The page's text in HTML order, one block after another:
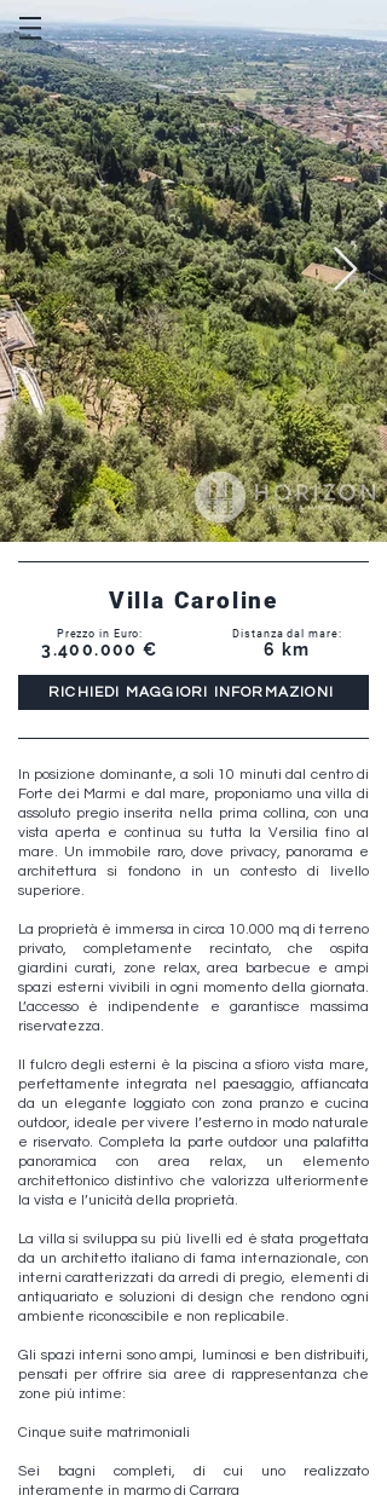
Villa Caroline
Prezzo in Euro:
3.400.000 €
Distanza dal mare:
6 km
RICHIEDI MAGGIORI INFORMAZIONI
In posizione dominante, a soli 10 minuti dal centro di
Forte dei Marmi e dal mare, proponiamo una villa di
assoluto pregio inserita nella prima collina, con una
vista aperta e continua su tutta la Versilia fino al
mare. Un immobile raro, dove privacy, panorama e
architettura si fondono in un contesto di livello
superiore.
La proprietà è immersa in circa 10.000 mq di terreno
privato, completamente recintato, che ospita
giardini curati, zone relax, area barbecue e ampi
spazi esterni vivibili in ogni momento della giornata.
L’accesso è indipendente e garantisce massima
riservatezza.
Il fulcro degli esterni è la piscina a sfioro vista mare,
perfettamente integrata nel paesaggio, affiancata
da un elegante loggiato con zona pranzo e cucina
outdoor, ideale per vivere l’esterno in modo naturale
e riservato. Completa la parte outdoor una palafitta
panoramica con area relax, un elemento
architettonico distintivo che valorizza ulteriormente
la vista e l’unicità della proprietà.
La villa si sviluppa su più livelli ed è stata progettata
da un architetto italiano di fama internazionale, con
interni caratterizzati da arredi di pregio, elementi di
antiquariato e soluzioni di design che rendono ogni
ambiente riconoscibile e non replicabile.
Gli spazi interni sono ampi, luminosi e ben distribuiti,
pensati per offrire sia aree di rappresentanza che
zone più intime:
Cinque suite matrimoniali
Sei bagni completi, di cui uno realizzato
interamente in marmo di Carrara